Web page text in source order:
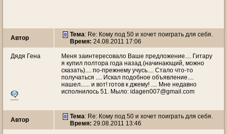
Автор Тема: Re: Кому под 50 и хочет поиграть для себя.
Время: 24.08.2011 17:06
Дядя Гена
Меня заинтересовало Ваше предложение.... Гитару
я купил полтора года назад.(начинающий, можно
сказать).... по-прежнему учусь.... Стало что-то
получаться .... Искал подобное объявление....
нашел...... и вот! готов к джему! .... Мне недавно
исполнилось 51. Мыло: idagen007@gmail.com
Автор Тема: Re: Кому под 50 и хочет поиграть для себя.
Время: 29.08.2011 13:46